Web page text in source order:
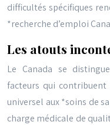
difficultés spécifiques
*recherche d’emploi
Les atouts
Le Canada se
facteurs qui contribuent
universel aux *soins de
charge médicale de